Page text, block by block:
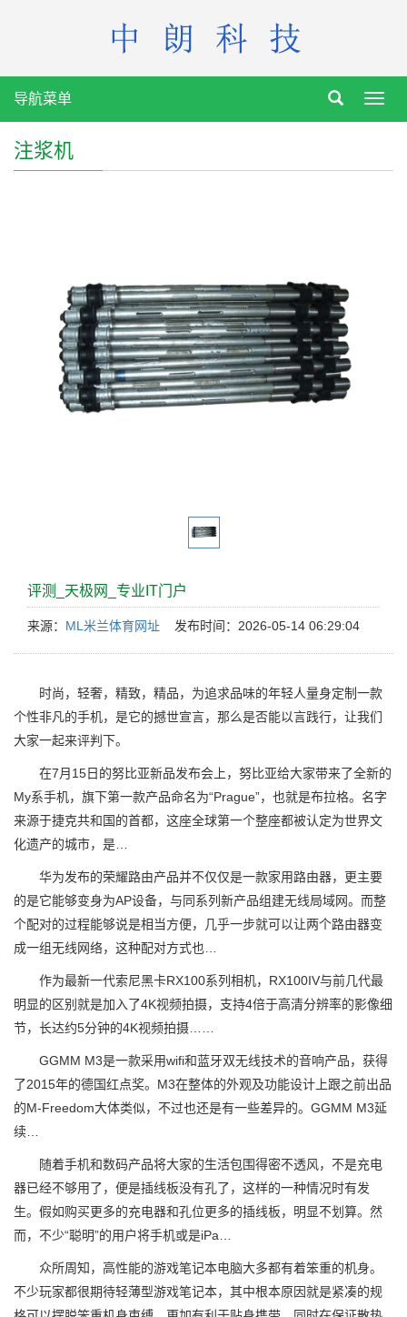
导航菜单
注浆机
评测_天极网_专业IT门户
来源： ML米兰体育网址 发布时间：2026-05-14 06:29:04
时尚，轻奢，精致，精品，为追求品味的年轻人量身定制一款
个性非凡的手机，是它的撼世宣言，那么是否能以言践行，让我们
大家一起来评判下。
在7月15日的努比亚新品发布会上，努比亚给大家带来了全新的
My系手机，旗下第一款产品命名为“Prague”，也就是布拉格。名字
来源于捷克共和国的首都，这座全球第一个整座都被认定为世界文
化遗产的城市，是…
华为发布的荣耀路由产品并不仅仅是一款家用路由器，更主要
的是它能够变身为AP设备，与同系列新产品组建无线局域网。而整
个配对的过程能够说是相当方便，几乎一步就可以让两个路由器变
成一组无线网络，这种配对方式也…
作为最新一代索尼黑卡RX100系列相机，RX100IV与前几代最
明显的区别就是加入了4K视频拍摄，支持4倍于高清分辨率的影像细
节，长达约5分钟的4K视频拍摄……
GGMM M3是一款采用wifi和蓝牙双无线技术的音响产品，获得
了2015年的德国红点奖。M3在整体的外观及功能设计上跟之前出品
的M-Freedom大体类似，不过也还是有一些差异的。GGMM M3延
续…
随着手机和数码产品将大家的生活包围得密不透风，不是充电
器已经不够用了，便是插线板没有孔了，这样的一种情况时有发
生。假如购买更多的充电器和孔位更多的插线板，明显不划算。然
而，不少“聪明”的用户将手机或是iPa…
众所周知，高性能的游戏笔记本电脑大多都有着笨重的机身。
不少玩家都很期待轻薄型游戏笔记本，其中根本原因就是紧凑的规